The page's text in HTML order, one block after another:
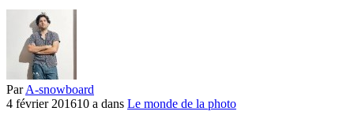
ParA-snowboard
4 février 201610 a dans Le monde de la photo